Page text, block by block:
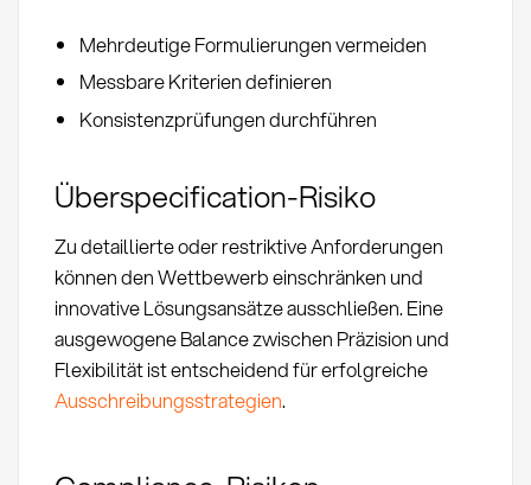
Mehrdeutige Formulierungen vermeiden
Messbare Kriterien definieren
Konsistenzprüfungen durchführen
Überspecification-Risiko
Zu detaillierte oder restriktive Anforderungen
können den Wettbewerb einschränken und
innovative Lösungsansätze ausschließen. Eine
ausgewogene Balance zwischen Präzision und
Flexibilität ist entscheidend für erfolgreiche
Ausschreibungsstrategien.